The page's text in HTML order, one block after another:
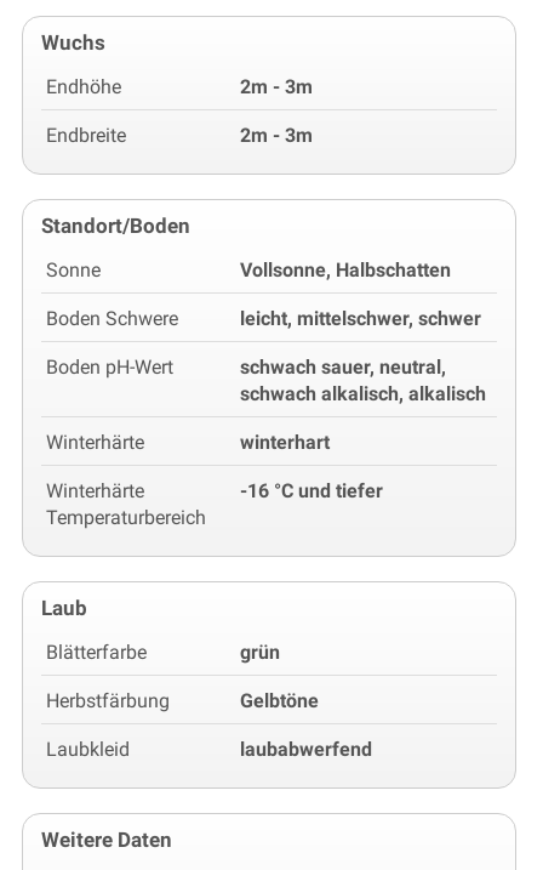
Wuchs
Endhöhe 2m - 3m
Endbreite 2m - 3m
Standort/Boden
Sonne Vollsonne, Halbschatten
Boden Schwere leicht, mittelschwer, schwer
Boden pH-Wert
schwach sauer, neutral,
schwach alkalisch, alkalisch
Winterhärte winterhart
Winterhärte
Temperaturbereich
-16 °C und tiefer
Laub
Blätterfarbe grün
Herbstfärbung Gelbtöne
Laubkleid laubabwerfend
Weitere Daten